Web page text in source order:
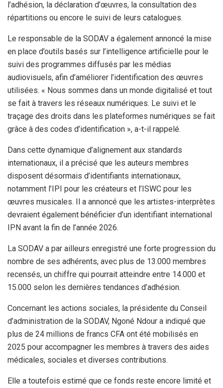
l’adhésion, la déclaration d’œuvres, la consultation des
répartitions ou encore le suivi de leurs catalogues.
‎Le responsable de la SODAV a également annoncé la mise
en place d’outils basés sur l’intelligence artificielle pour le
suivi des programmes diffusés par les médias
audiovisuels, afin d’améliorer l’identification des œuvres
utilisées. « Nous sommes dans un monde digitalisé et tout
se fait à travers les réseaux numériques. Le suivi et le
traçage des droits dans les plateformes numériques se fait
grâce à des codes d’identification », a-t-il rappelé.
‎Dans cette dynamique d’alignement aux standards
internationaux, il a précisé que les auteurs membres
disposent désormais d’identifiants internationaux,
notamment l’IPI pour les créateurs et l’ISWC pour les
œuvres musicales. Il a annoncé que les artistes-interprètes
devraient également bénéficier d’un identifiant international
IPN avant la fin de l’année 2026.
‎La SODAV a par ailleurs enregistré une forte progression du
nombre de ses adhérents, avec plus de 13.000 membres
recensés, un chiffre qui pourrait atteindre entre 14.000 et
15.000 selon les dernières tendances d’adhésion.
‎Concernant les actions sociales, la présidente du Conseil
d’administration de la SODAV, Ngoné Ndour a indiqué que
plus de 24 millions de francs CFA ont été mobilisés en
2025 pour accompagner les membres à travers des aides
médicales, sociales et diverses contributions.
‎Elle a toutefois estimé que ce fonds reste encore limité et